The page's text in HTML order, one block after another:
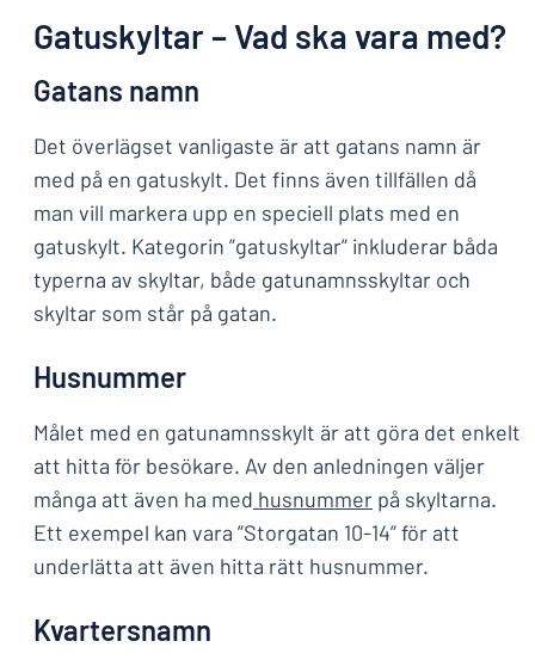
Gatuskyltar – Vad ska vara med?
Gatans namn
Det överlägset vanligaste är att gatans namn är
med på en gatuskylt. Det finns även tillfällen då
man vill markera upp en speciell plats med en
gatuskylt. Kategorin ”gatuskyltar” inkluderar båda
typerna av skyltar, både gatunamnsskyltar och
skyltar som står på gatan.
Husnummer
Målet med en gatunamnsskylt är att göra det enkelt
att hitta för besökare. Av den anledningen väljer
många att även ha med husnummer på skyltarna.
Ett exempel kan vara ”Storgatan 10-14” för att
underlätta att även hitta rätt husnummer.
Kvartersnamn